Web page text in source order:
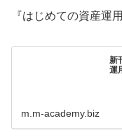
『はじめての資産運
新
運
m.m-academy.biz